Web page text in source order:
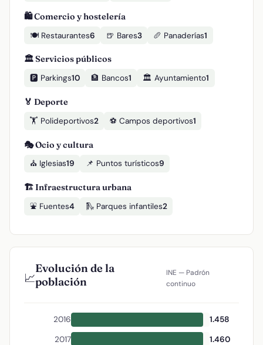
🛍️ Comercio y hostelería
🍽️ Restaurantes6 🍺 Bares3 🥖 Panaderías1
🏛️ Servicios públicos
🅿️ Parkings10 🏦 Bancos1 🏛️ Ayuntamiento1
🏅 Deporte
🏋️ Polideportivos2 ⚽ Campos deportivos1
🎭 Ocio y cultura
⛪ Iglesias19 📌 Puntos turísticos9
🏗️ Infraestructura urbana
⛲ Fuentes4 🛝 Parques infantiles2
📈
Evolución de la
población
INE — Padrón
continuo
2016
1.458
2017
1.460